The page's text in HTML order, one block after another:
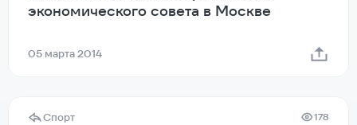
экономического совета в Москве
05 марта 2014
Спорт 178